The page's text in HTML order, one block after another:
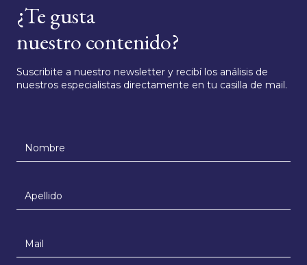
¿Te gusta
nuestro contenido?
Suscribite a nuestro newsletter y recibí los análisis de
nuestros especialistas directamente en tu casilla de mail.